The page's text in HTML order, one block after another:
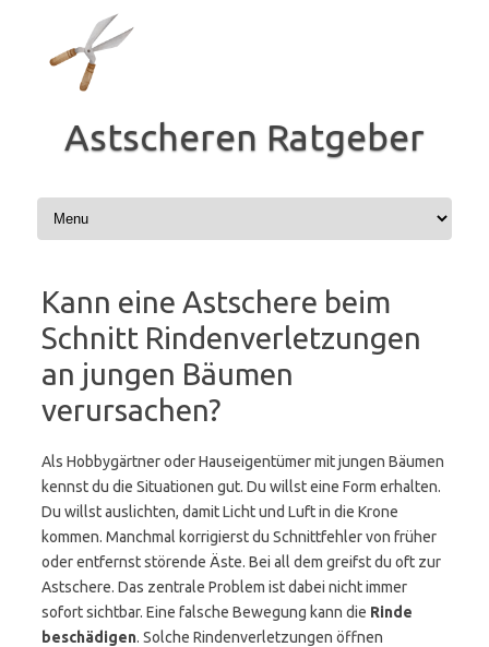
Astscheren Ratgeber
Kann eine Astschere beim
Schnitt Rindenverletzungen
an jungen Bäumen
verursachen?
Als Hobbygärtner oder Hauseigentümer mit jungen Bäumen
kennst du die Situationen gut. Du willst eine Form erhalten.
Du willst auslichten, damit Licht und Luft in die Krone
kommen. Manchmal korrigierst du Schnittfehler von früher
oder entfernst störende Äste. Bei all dem greifst du oft zur
Astschere. Das zentrale Problem ist dabei nicht immer
sofort sichtbar. Eine falsche Bewegung kann die Rinde
beschädigen. Solche Rindenverletzungen öffnen